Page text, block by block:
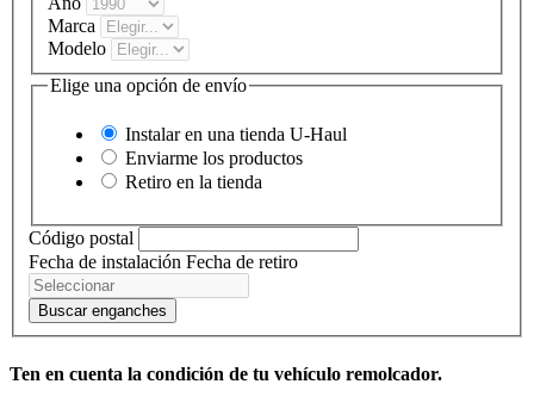
Marca
Modelo
Elige una opción de envío
Instalar en una tienda U-Haul
Enviarme los productos
Retiro en la tienda
Código postal
Fecha de instalación Fecha de retiro
Buscar enganches
Ten en cuenta la condición de tu vehículo remolcador.